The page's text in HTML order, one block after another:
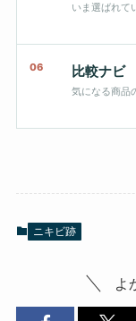
いま選ばれて
06 比較ナビ
気になる商品
ニキビ跡
よ